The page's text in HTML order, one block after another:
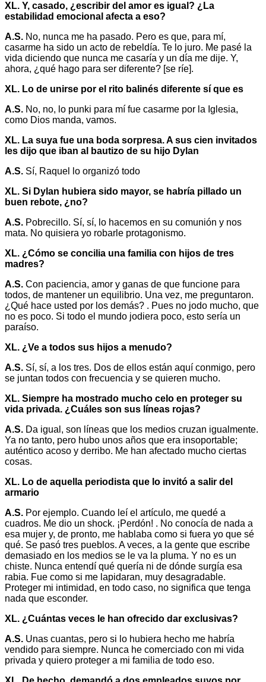
XL. Y, casado, ¿escribir del amor es igual? ¿La
estabilidad emocional afecta a eso?
A.S. No, nunca me ha pasado. Pero es que, para mí,
casarme ha sido un acto de rebeldía. Te lo juro. Me pasé la
vida diciendo que nunca me casaría y un día me dije. Y,
ahora, ¿qué hago para ser diferente? [se ríe].
XL. Lo de unirse por el rito balinés diferente sí que es
A.S. No, no, lo punki para mí fue casarme por la Iglesia,
como Dios manda, vamos.
XL. La suya fue una boda sorpresa. A sus cien invitados
les dijo que iban al bautizo de su hijo Dylan
A.S. Sí, Raquel lo organizó todo
XL. Si Dylan hubiera sido mayor, se habría pillado un
buen rebote, ¿no?
A.S. Pobrecillo. Sí, sí, lo hacemos en su comunión y nos
mata. No quisiera yo robarle protagonismo.
XL. ¿Cómo se concilia una familia con hijos de tres
madres?
A.S. Con paciencia, amor y ganas de que funcione para
todos, de mantener un equilibrio. Una vez, me preguntaron.
¿Qué hace usted por los demás? . Pues no jodo mucho, que
no es poco. Si todo el mundo jodiera poco, esto sería un
paraíso.
XL. ¿Ve a todos sus hijos a menudo?
A.S. Sí, sí, a los tres. Dos de ellos están aquí conmigo, pero
se juntan todos con frecuencia y se quieren mucho.
XL. Siempre ha mostrado mucho celo en proteger su
vida privada. ¿Cuáles son sus líneas rojas?
A.S. Da igual, son líneas que los medios cruzan igualmente.
Ya no tanto, pero hubo unos años que era insoportable;
auténtico acoso y derribo. Me han afectado mucho ciertas
cosas.
XL. Lo de aquella periodista que lo invitó a salir del
armario
A.S. Por ejemplo. Cuando leí el artículo, me quedé a
cuadros. Me dio un shock. ¡Perdón! . No conocía de nada a
esa mujer y, de pronto, me hablaba como si fuera yo que sé
qué. Se pasó tres pueblos. A veces, a la gente que escribe
demasiado en los medios se le va la pluma. Y no es un
chiste. Nunca entendí qué quería ni de dónde surgía esa
rabia. Fue como si me lapidaran, muy desagradable.
Proteger mi intimidad, en todo caso, no significa que tenga
nada que esconder.
XL. ¿Cuántas veces le han ofrecido dar exclusivas?
A.S. Unas cuantas, pero si lo hubiera hecho me habría
vendido para siempre. Nunca he comerciado con mi vida
privada y quiero proteger a mi familia de todo eso.